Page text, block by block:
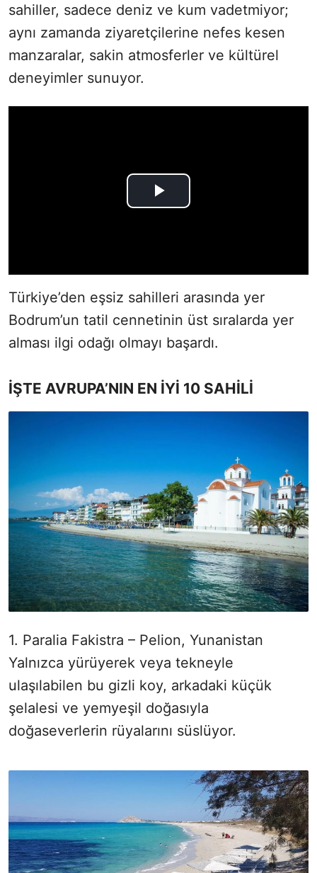
sahiller, sadece deniz ve kum vadetmiyor;
aynı zamanda ziyaretçilerine nefes kesen
manzaralar, sakin atmosferler ve kültürel
deneyimler sunuyor.
Türkiye’den eşsiz sahilleri arasında yer
Bodrum’un tatil cennetinin üst sıralarda yer
alması ilgi odağı olmayı başardı.
İŞTE AVRUPA’NIN EN İYİ 10 SAHİLİ
1. Paralia Fakistra – Pelion, Yunanistan
Yalnızca yürüyerek veya tekneyle
ulaşılabilen bu gizli koy, arkadaki küçük
şelalesi ve yemyeşil doğasıyla
doğaseverlerin rüyalarını süslüyor.